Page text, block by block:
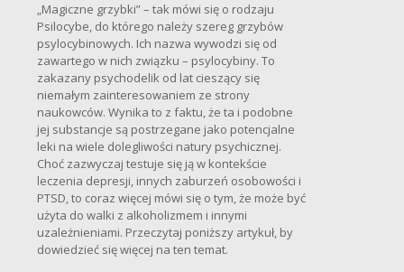
„Magiczne grzybki” – tak mówi się o rodzaju
Psilocybe, do którego należy szereg grzybów
psylocybinowych. Ich nazwa wywodzi się od
zawartego w nich związku – psylocybiny. To
zakazany psychodelik od lat cieszący się
niemałym zainteresowaniem ze strony
naukowców. Wynika to z faktu, że ta i podobne
jej substancje są postrzegane jako potencjalne
leki na wiele dolegliwości natury psychicznej.
Choć zazwyczaj testuje się ją w kontekście
leczenia depresji, innych zaburzeń osobowości i
PTSD, to coraz więcej mówi się o tym, że może być
użyta do walki z alkoholizmem i innymi
uzależnieniami. Przeczytaj poniższy artykuł, by
dowiedzieć się więcej na ten temat.